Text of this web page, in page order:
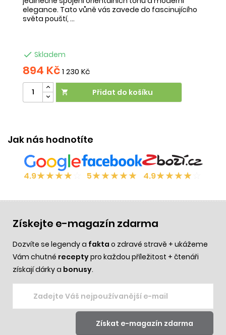
elegance. Tato vůně vás zavede do fascinujícího
světa pouští, ...
 Skladem
894 Kč1 230 Kč
 Přidat do košíku
Jak nás hodnotíte
4.9★★★★ 5★★★★★ 4.9★★★★
Získejte e-magazín zdarma
Dozvíte se legendy a fakta o zdravé stravě + ukážeme
Vám chutné receptypro každou příležitost + čtenáři
získají dárky a bonusy.